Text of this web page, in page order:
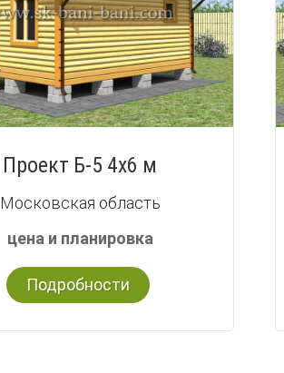
Проект Б-5 4х6 м
Московская область
цена и планировка
Подробности